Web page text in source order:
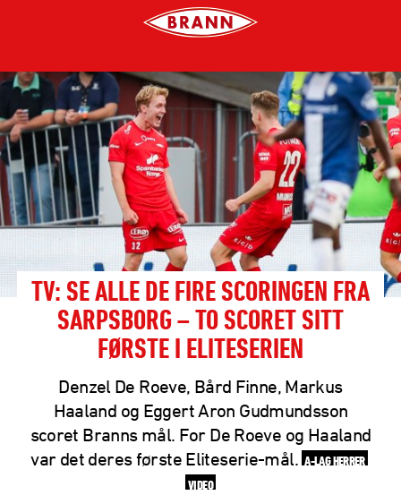
TV: SE ALLE DE FIRE SCORINGEN FRA
SARPSBORG – TO SCORET SITT
FØRSTE I ELITESERIEN
Denzel De Roeve, Bård Finne, Markus
Haaland og Eggert Aron Gudmundsson
scoret Branns mål. For De Roeve og Haaland
var det deres første Eliteserie-mål. A-LAG HERRER
VIDEO